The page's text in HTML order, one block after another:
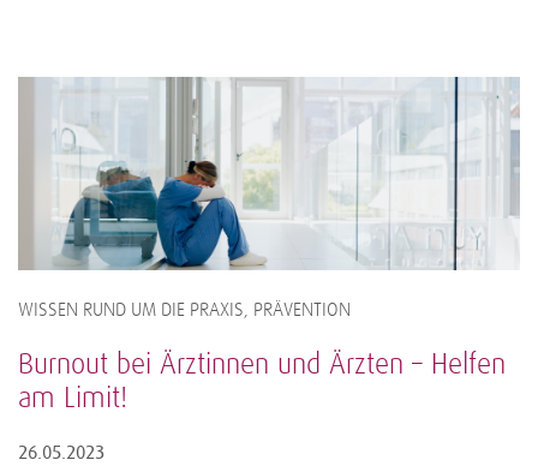
WISSEN RUND UM DIE PRAXIS, PRÄVENTION
Burnout bei Ärztinnen und Ärzten – Helfen
am Limit!
26.05.2023